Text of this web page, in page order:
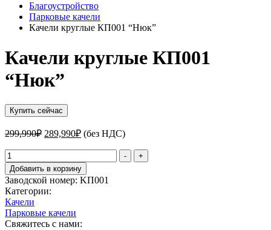
Благоустройство
Парковые качели
Качели круглые КП001 “Нюк”
Качели круглые КП001
“Нюк”
Купить сейчас
299,990₽ Первоначальная
составляла
299,990₽.
289,990₽Текущая
цена:
289,990₽.
(без НДС)
Количество
товара
Качели
круглые
КП001
"Нюк"
-
+
Добавить в корзину
Заводской номер: KП001
Категории:
Качели
Парковые качели
Свяжитесь с нами: